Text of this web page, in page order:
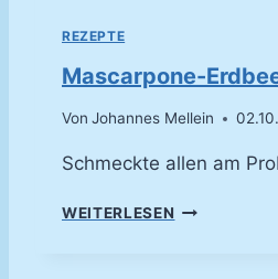
REZEPTE
Mascarpone-
Von Johannes Mellein
Schmeckte allen am
WEITERLESEN M